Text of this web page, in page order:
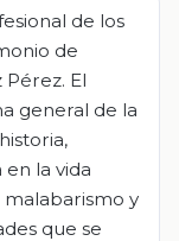
de los
de
Pérez. El
general de la
la vida
malabarismo y
que se